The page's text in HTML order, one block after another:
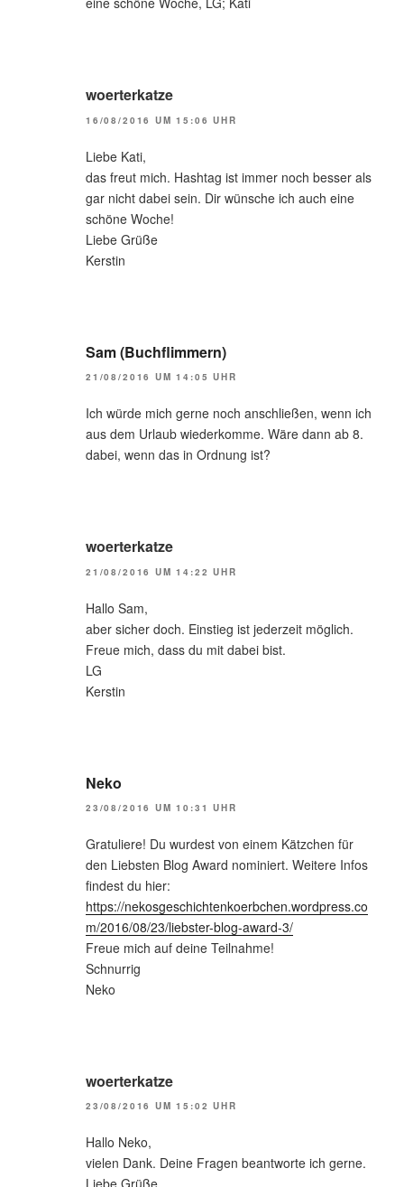
woerterkatze
16/08/2016 UM 15:06 UHR
Liebe Kati,
das freut mich. Hashtag ist immer noch besser als
gar nicht dabei sein. Dir wünsche ich auch eine
schöne Woche!
Liebe Grüße
Kerstin
Sam (Buchflimmern)
21/08/2016 UM 14:05 UHR
Ich würde mich gerne noch anschließen, wenn ich
aus dem Urlaub wiederkomme. Wäre dann ab 8.
dabei, wenn das in Ordnung ist?
woerterkatze
21/08/2016 UM 14:22 UHR
Hallo Sam,
aber sicher doch. Einstieg ist jederzeit möglich.
Freue mich, dass du mit dabei bist.
LG
Kerstin
Neko
23/08/2016 UM 10:31 UHR
Gratuliere! Du wurdest von einem Kätzchen für
den Liebsten Blog Award nominiert. Weitere Infos
findest du hier:
https://nekosgeschichtenkoerbchen.wordpress.co
m/2016/08/23/liebster-blog-award-3/
Freue mich auf deine Teilnahme!
Schnurrig
Neko
woerterkatze
23/08/2016 UM 15:02 UHR
Hallo Neko,
vielen Dank. Deine Fragen beantworte ich gerne.